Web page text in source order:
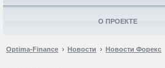
Optima-Finance Новости Новости Форекс
О ПРОЕКТЕ